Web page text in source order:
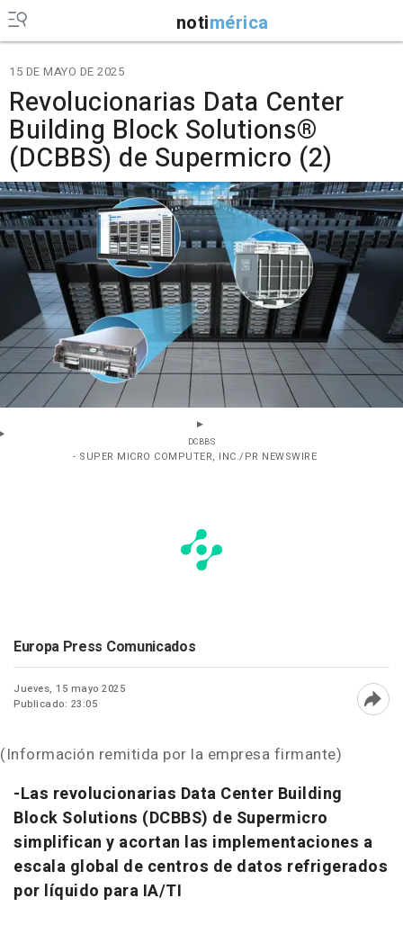
notimérica
15 DE MAYO DE 2025
Revolucionarias Data Center
Building Block Solutions®
(DCBBS) de Supermicro (2)
DCBBS
- SUPER MICRO COMPUTER, INC./PR NEWSWIRE
Europa Press Comunicados
Jueves, 15 mayo 2025
Publicado: 23:05
(Información remitida por la empresa firmante)
-Las revolucionarias Data Center Building
Block Solutions (DCBBS) de Supermicro
simplifican y acortan las implementaciones a
escala global de centros de datos refrigerados
por líquido para IA/TI